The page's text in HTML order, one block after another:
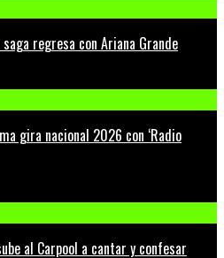
saga regresa con Ariana Grande
gira nacional 2026 con ‘Radio
al Carpool a cantar y confesar